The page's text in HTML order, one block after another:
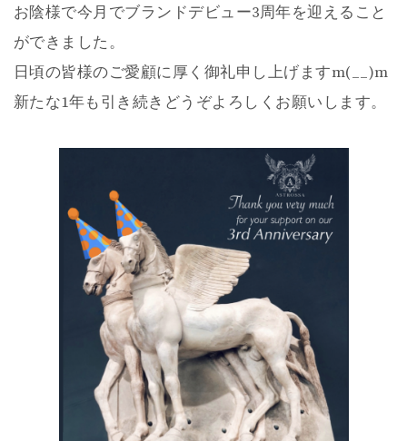
お陰様で今月でブランドデビュー3周年を迎えること
ができました。
日頃の皆様のご愛顧に厚く御礼申し上げますm(__)m
新たな1年も引き続きどうぞよろしくお願いします。